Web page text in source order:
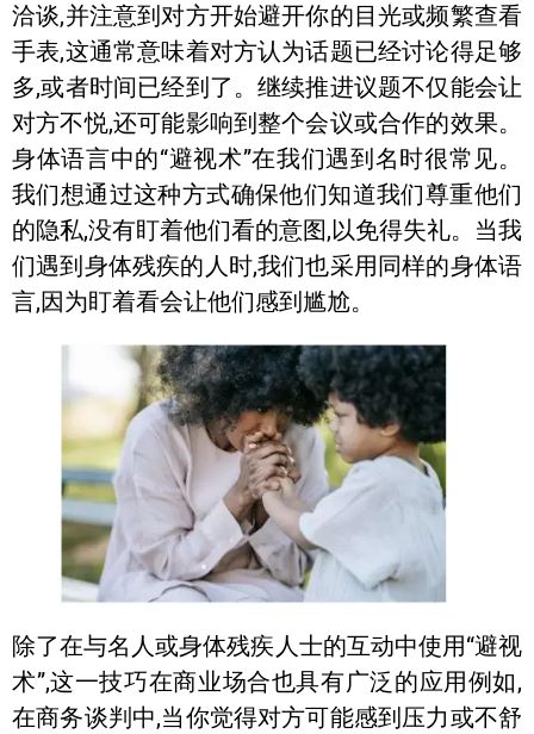
洽谈,并注意到对方开始避开你的目光或频繁查看
手表,这通常意味着对方认为话题已经讨论得足够
多,或者时间已经到了。继续推进议题不仅能会让
对方不悦,还可能影响到整个会议或合作的效果。
身体语言中的“避视术”在我们遇到名时很常见。
我们想通过这种方式确保他们知道我们尊重他们
的隐私,没有盯着他们看的意图,以免得失礼。当我
们遇到身体残疾的人时,我们也采用同样的身体语
言,因为盯着看会让他们感到尴尬。
除了在与名人或身体残疾人士的互动中使用“避视
术”,这一技巧在商业场合也具有广泛的应用例如,
在商务谈判中,当你觉得对方可能感到压力或不舒